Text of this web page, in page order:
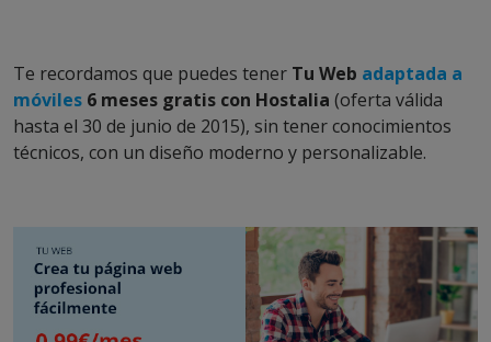
Te recordamos que puedes tener Tu Web adaptada a
móviles 6 meses gratis con Hostalia (oferta válida
hasta el 30 de junio de 2015), sin tener conocimientos
técnicos, con un diseño moderno y personalizable.